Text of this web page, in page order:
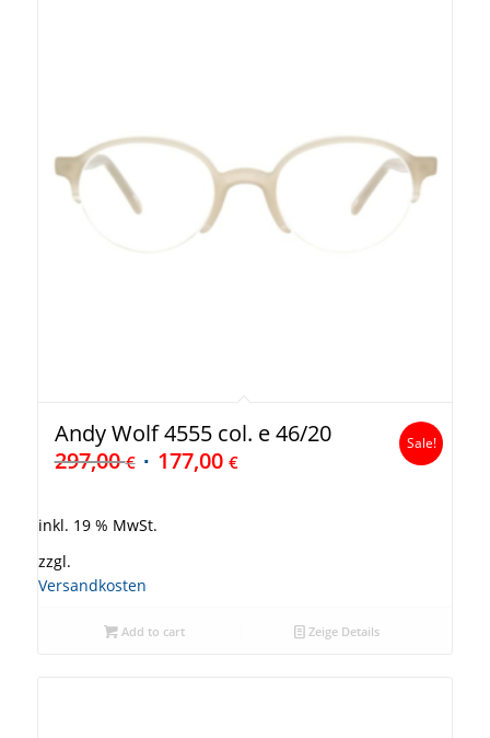
Andy Wolf 4555 col. e 46/20
297,00€ 177,00 €
Sale!
inkl. 19 % MwSt.
zzgl.
Versandkosten
Add to cart Zeige Details